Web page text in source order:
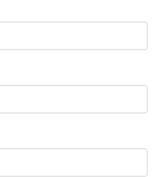
масштабних проектів з
великого діаметру.